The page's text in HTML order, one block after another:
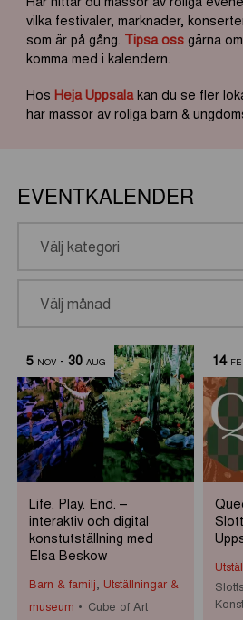
vilka festivaler, marknader,
som är på gång. Tipsa ossgärna
komma med i kalendern.
Hos Heja Uppsala kan du se fler
har massor av roliga barn &
EVENTKALENDER
5 NOV- 30 AUG
Life. Play. End. –
interaktiv och digital
konstutställning med
Elsa Beskow
Barn & familj Utställningar &
museum
Cube of Art
14